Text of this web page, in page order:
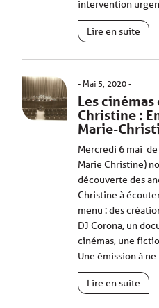
intervention
Lire en suite
Mai 5, 2020
Les
Christine :
Marie-
Mercredi 6 mai de
Marie Christine)
découverte des
Christine à
menu : des
DJ Corona, un
cinémas, une
Une émission à
Lire en suite